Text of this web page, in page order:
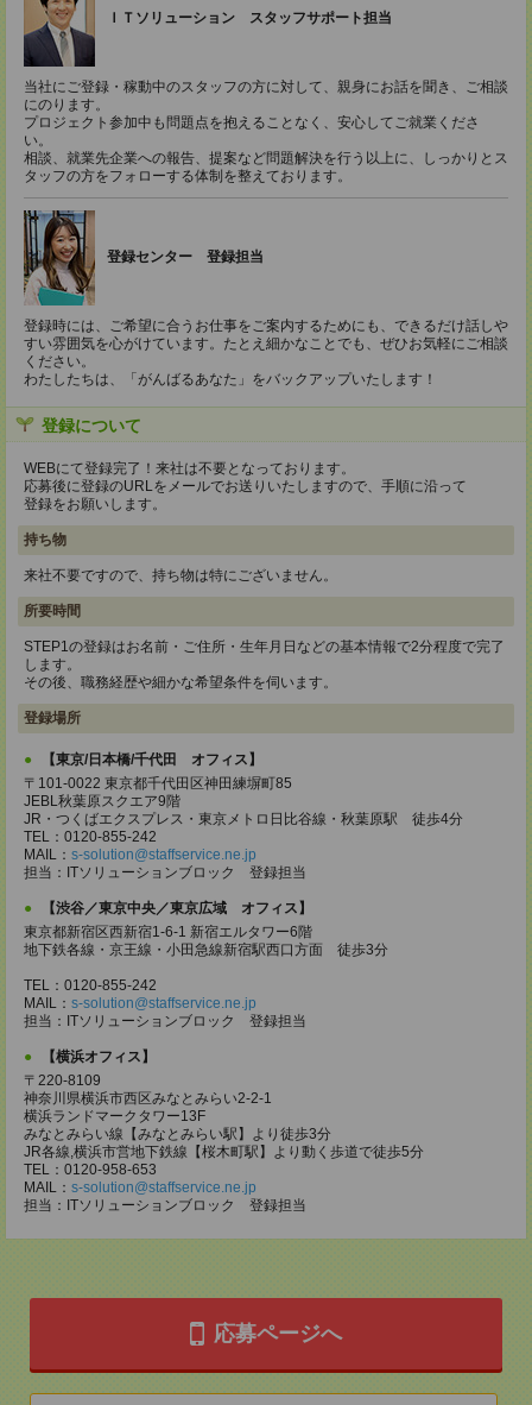
ＩＴソリューション スタッフサポート担当
当社にご登録・稼動中のスタッフの方に対して、親身にお話を聞き、ご相談
にのります。
プロジェクト参加中も問題点を抱えることなく、安心してご就業くださ
い。
相談、就業先企業への報告、提案など問題解決を行う以上に、しっかりとス
タッフの方をフォローする体制を整えております。
登録センター 登録担当
登録時には、ご希望に合うお仕事をご案内するためにも、できるだけ話しや
すい雰囲気を心がけています。たとえ細かなことでも、ぜひお気軽にご相談
ください。
わたしたちは、「がんばるあなた」をバックアップいたします！
登録について
WEBにて登録完了！来社は不要となっております。
応募後に登録のURLをメールでお送りいたしますので、手順に沿って
登録をお願いします。
持ち物
来社不要ですので、持ち物は特にございません。
所要時間
STEP1の登録はお名前・ご住所・生年月日などの基本情報で2分程度で完了
します。
その後、職務経歴や細かな希望条件を伺います。
登録場所
【東京/日本橋/千代田 オフィス】
〒101-0022 東京都千代田区神田練塀町85
JEBL秋葉原スクエア9階
JR・つくばエクスプレス・東京メトロ日比谷線・秋葉原駅 徒歩4分
TEL：0120-855-242
MAIL： s-solution@staffservice.ne.jp
担当：ITソリューションブロック 登録担当
【渋谷／東京中央／東京広域 オフィス】
東京都新宿区西新宿1-6-1 新宿エルタワー6階
地下鉄各線・京王線・小田急線新宿駅西口方面 徒歩3分
TEL：0120-855-242
MAIL： s-solution@staffservice.ne.jp
担当：ITソリューションブロック 登録担当
【横浜オフィス】
〒220-8109
神奈川県横浜市西区みなとみらい2-2-1
横浜ランドマークタワー13F
みなとみらい線【みなとみらい駅】より徒歩3分
JR各線,横浜市営地下鉄線【桜木町駅】より動く歩道で徒歩5分
TEL：0120-958-653
MAIL： s-solution@staffservice.ne.jp
担当：ITソリューションブロック 登録担当
応募ページへ